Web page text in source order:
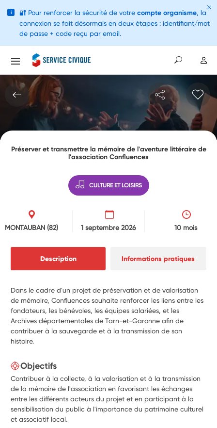
Préserver et transmettre la mémoire de l'aventure littéraire de
l'association Confluences
CULTURE ET LOISIRS
MONTAUBAN (82) 1 septembre 2026 10 mois
Description Informations pratiques
Dans le cadre d'un projet de préservation et de valorisation
de mémoire, Confluences souhaite renforcer les liens entre les
fondateurs, les bénévoles, les équipes salariées, et les
Archives départementales de Tarn-et-Garonne afin de
contribuer à la sauvegarde et à la transmission de son
histoire.
Objectifs
Contribuer à la collecte, à la valorisation et à la transmission
de la mémoire de l'association en favorisant les échanges
entre les différents acteurs du projet et en participant à la
sensibilisation du public à l'importance du patrimoine culturel
et associatif local.
i 🔐 Pour renforcer la sécurité de votre compte organisme, la
connexion se fait désormais en deux étapes : identifiant/mot
de passe + code reçu par email.